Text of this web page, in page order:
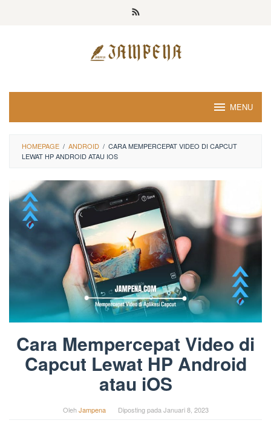
MENU
HOMEPAGE / ANDROID / CARA MEMPERCEPAT VIDEO DI CAPCUT
LEWAT HP ANDROID ATAU IOS
Cara Mempercepat Video di
Capcut Lewat HP Android
atau iOS
OlehJampena Diposting pada Januari 8, 2023